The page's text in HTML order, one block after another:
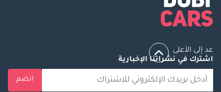
عد إلى الأعلى
اشترك في نشراتنا الإخبارية
انضم